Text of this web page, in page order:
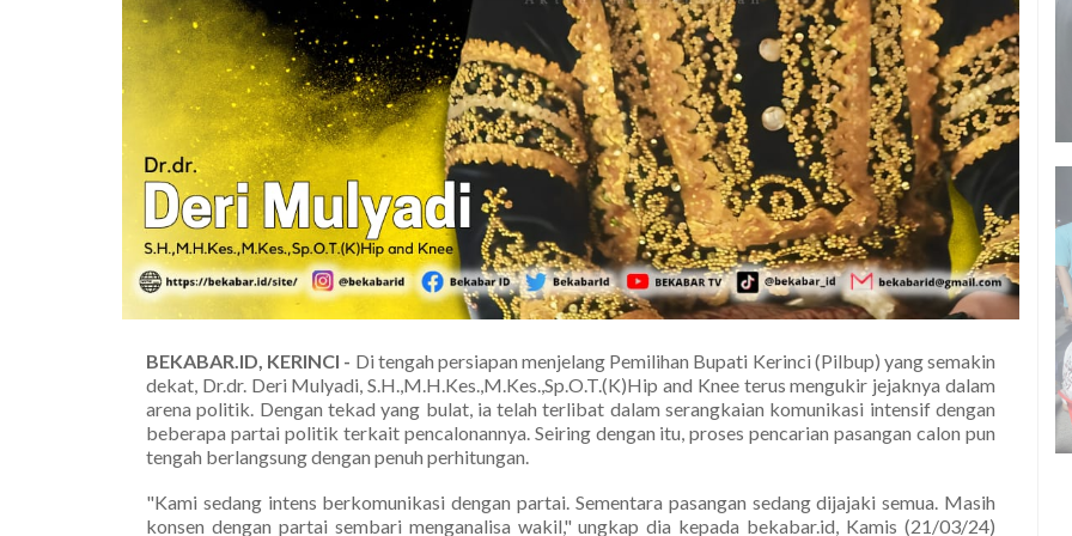
BEKABAR.ID, KERINCI - Di tengah persiapan menjelang Pemilihan Bupati Kerinci (Pilbup) yang semakin
dekat, Dr.dr. Deri Mulyadi, S.H.,M.H.Kes.,M.Kes.,Sp.O.T.(K)Hip and Knee terus mengukir jejaknya dalam
arena politik. Dengan tekad yang bulat, ia telah terlibat dalam serangkaian komunikasi intensif dengan
beberapa partai politik terkait pencalonannya. Seiring dengan itu, proses pencarian pasangan calon pun
tengah berlangsung dengan penuh perhitungan.
"Kami sedang intens berkomunikasi dengan partai. Sementara pasangan sedang dijajaki semua. Masih
konsen dengan partai sembari menganalisa wakil," ungkap dia kepada bekabar.id, Kamis (21/03/24)